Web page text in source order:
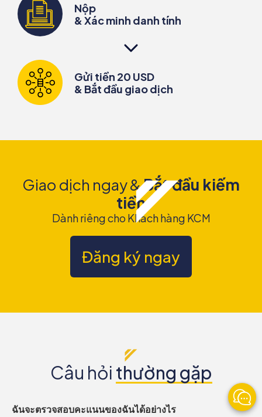
Nộp
& Xác minh danh tính
Gửi tiền 20 USD
& Bắt đầu giao dịch
Giao dịch ngay &Bắt đầu kiếm
tiền
Dành riêng cho Khách hàng KCM
Đăng ký ngay
Câu hỏi thường gặp
ฉันจะตรวจสอบคะแนนของฉันได้อย่างไร